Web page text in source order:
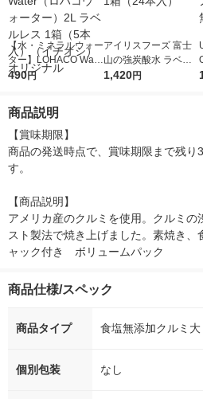
【水・ミネラルウォー
ター】LOHACO Wate
r（ロハコウォータ
シ） オリジナル
490円
アイリスフーズ 富士
山の強炭酸水 ラベル
レス 500ml 1箱（24
1,420円
商品説明
【賞味期限】
商品の発送時点で、賞味期限まで残り
す。
【商品説明】
アメリカ産のクルミを使用。クルミの
スト製法で焼き上げました。素焼き、
ャック付き　ボリュームパック
商品仕様/スペック
商品タイプ 食塩無添加クルミ大
個別包装 なし